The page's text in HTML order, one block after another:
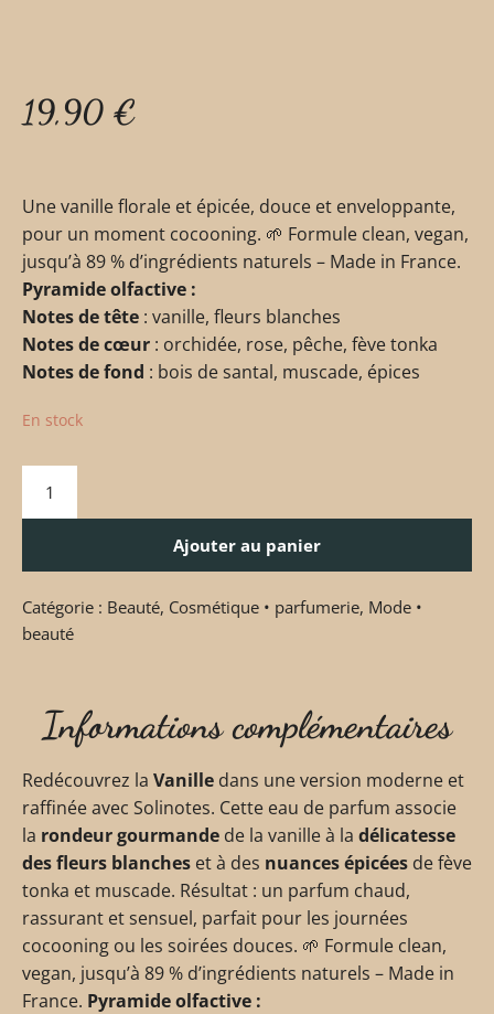
19,90 €
Une vanille florale et épicée, douce et enveloppante,
pour un moment cocooning. 🌱 Formule clean, vegan,
jusqu’à 89 % d’ingrédients naturels – Made in France.
Pyramide olfactive :
Notes de tête : vanille, fleurs blanches
Notes de cœur : orchidée, rose, pêche, fève tonka
Notes de fond : bois de santal, muscade, épices
En stock
Ajouter au panier
Catégorie : Beauté, Cosmétique • parfumerie, Mode •
beauté
Informations complémentaires
Redécouvrez la Vanille dans une version moderne et
raffinée avec Solinotes. Cette eau de parfum associe
la rondeur gourmande de la vanille à la délicatesse
des fleurs blanches et à des nuances épicées de fève
tonka et muscade. Résultat : un parfum chaud,
rassurant et sensuel, parfait pour les journées
cocooning ou les soirées douces. 🌱 Formule clean,
vegan, jusqu’à 89 % d’ingrédients naturels – Made in
France. Pyramide olfactive :